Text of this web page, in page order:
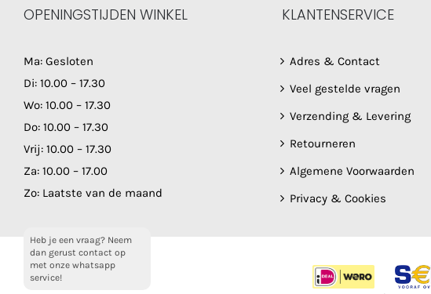
OPENINGSTIJDEN WINKEL
Ma: Gesloten
Di: 10.00 – 17.30
Wo: 10.00 – 17.30
Do: 10.00 – 17.30
Vrij: 10.00 – 17.30
Za: 10.00 – 17.00
Zo: Laatste van de maand
KLANTENSERVICE
Adres & Contact
Veel gestelde vragen
Verzending & Levering
Retourneren
Algemene Voorwaarden
Privacy & Cookies
Heb je een vraag? Neem
dan gerust contact op
met onze whatsapp
service!